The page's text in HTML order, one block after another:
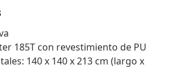
185T con revestimiento de PU
140 x 140 x 213 cm (largo x